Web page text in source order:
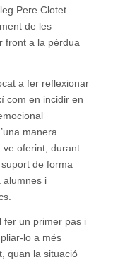
Pere Clotet.
de les
front a la pèrdua
a fer reflexionar
com en incidir en
manera
ve oferint, durant
de forma
alumnes i
fer un primer pas i
lo a més
quan la situació